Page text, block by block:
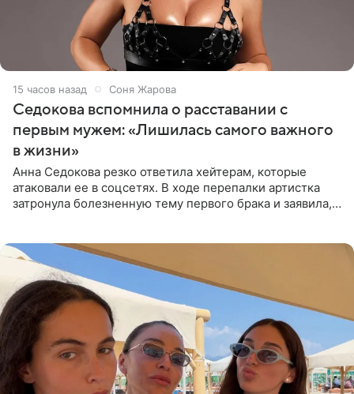
15 часов назад Соня Жарова
Седокова вспомнила о расставании с
первым мужем: «Лишилась самого важного
в жизни»
Анна Седокова резко ответила хейтерам, которые
атаковали ее в соцсетях. В ходе перепалки артистка
затронула болезненную тему первого брака и заявила,